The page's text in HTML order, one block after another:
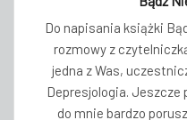
Do napisania książki
rozmowy z
jedna z Was,
Depresjologia. Jeszcze
do mnie bardzo